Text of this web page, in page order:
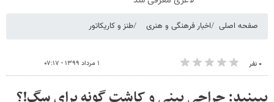
صفحه اصلی اخبار فرهنگی و هنری طنز و کاریکاتور
۰ نفر ۱ مرداد ۱۳۹۹ - ۰۷:۱۷